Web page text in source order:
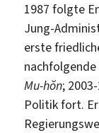
1987 folgte
Jung-
erste
Mu-hŏn;
Politik fort.